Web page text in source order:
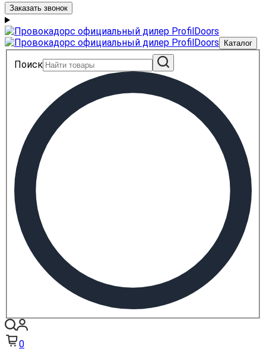
Заказать звонок
Каталог
Поиск
0